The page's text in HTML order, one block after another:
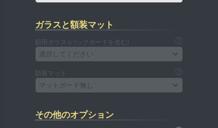
ガラスと額装マット
額用ガラス (バックボードを含む)
選択してください
額装マット
マットボード無し
その他のオプション